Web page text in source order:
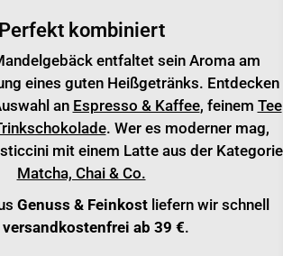
Perfekt kombiniert
entfaltet sein Aroma am
eines guten Heißgetränks. Entdecken
an Espresso & Kaffee, feinem Tee
. Wer es moderner mag,
mit einem Latte aus der Kategorie
Matcha, Chai & Co.
Genuss & Feinkostliefern wir schnell
versandkostenfrei ab 39 €.